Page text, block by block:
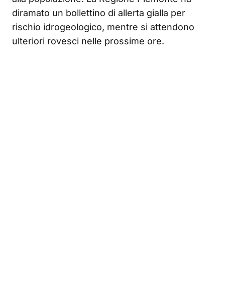
diramato un bollettino di allerta gialla per
rischio idrogeologico, mentre si attendono
ulteriori rovesci nelle prossime ore.